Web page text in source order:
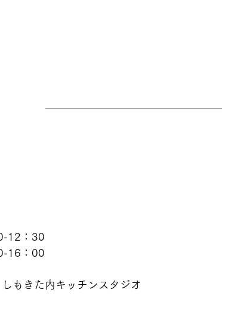
12：30
16：00
もきた内キッチンスタジオ